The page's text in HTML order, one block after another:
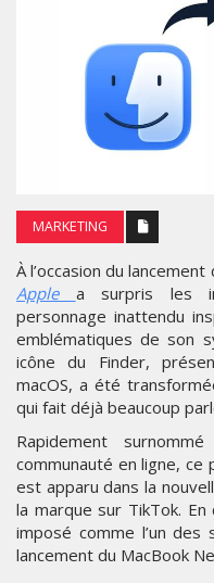
MARKETING
À l’occasion du
Apple a surpris les
personnage inattendu
emblématiques de son
icône du Finder,
macOS, a été
qui fait déjà beaucoup
Rapidement
communauté en ligne, ce
est apparu dans la
la marque sur TikTok.
imposé comme l’un
lancement du MacBook